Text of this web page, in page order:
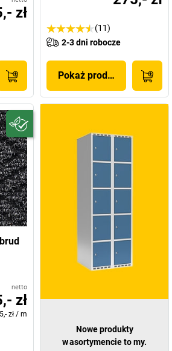
zł
(11)
2-3 dni robocze
Pokaż produkt
netto
zł
zł / m
Nowe produkty
w asortymencie to my.